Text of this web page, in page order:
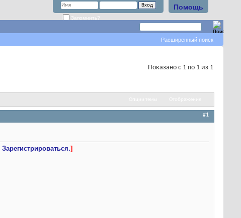
Помощь
Запомнить?
Расширенный поиск
Показано с 1 по 1 из 1
#1
Зарегистрироваться.]